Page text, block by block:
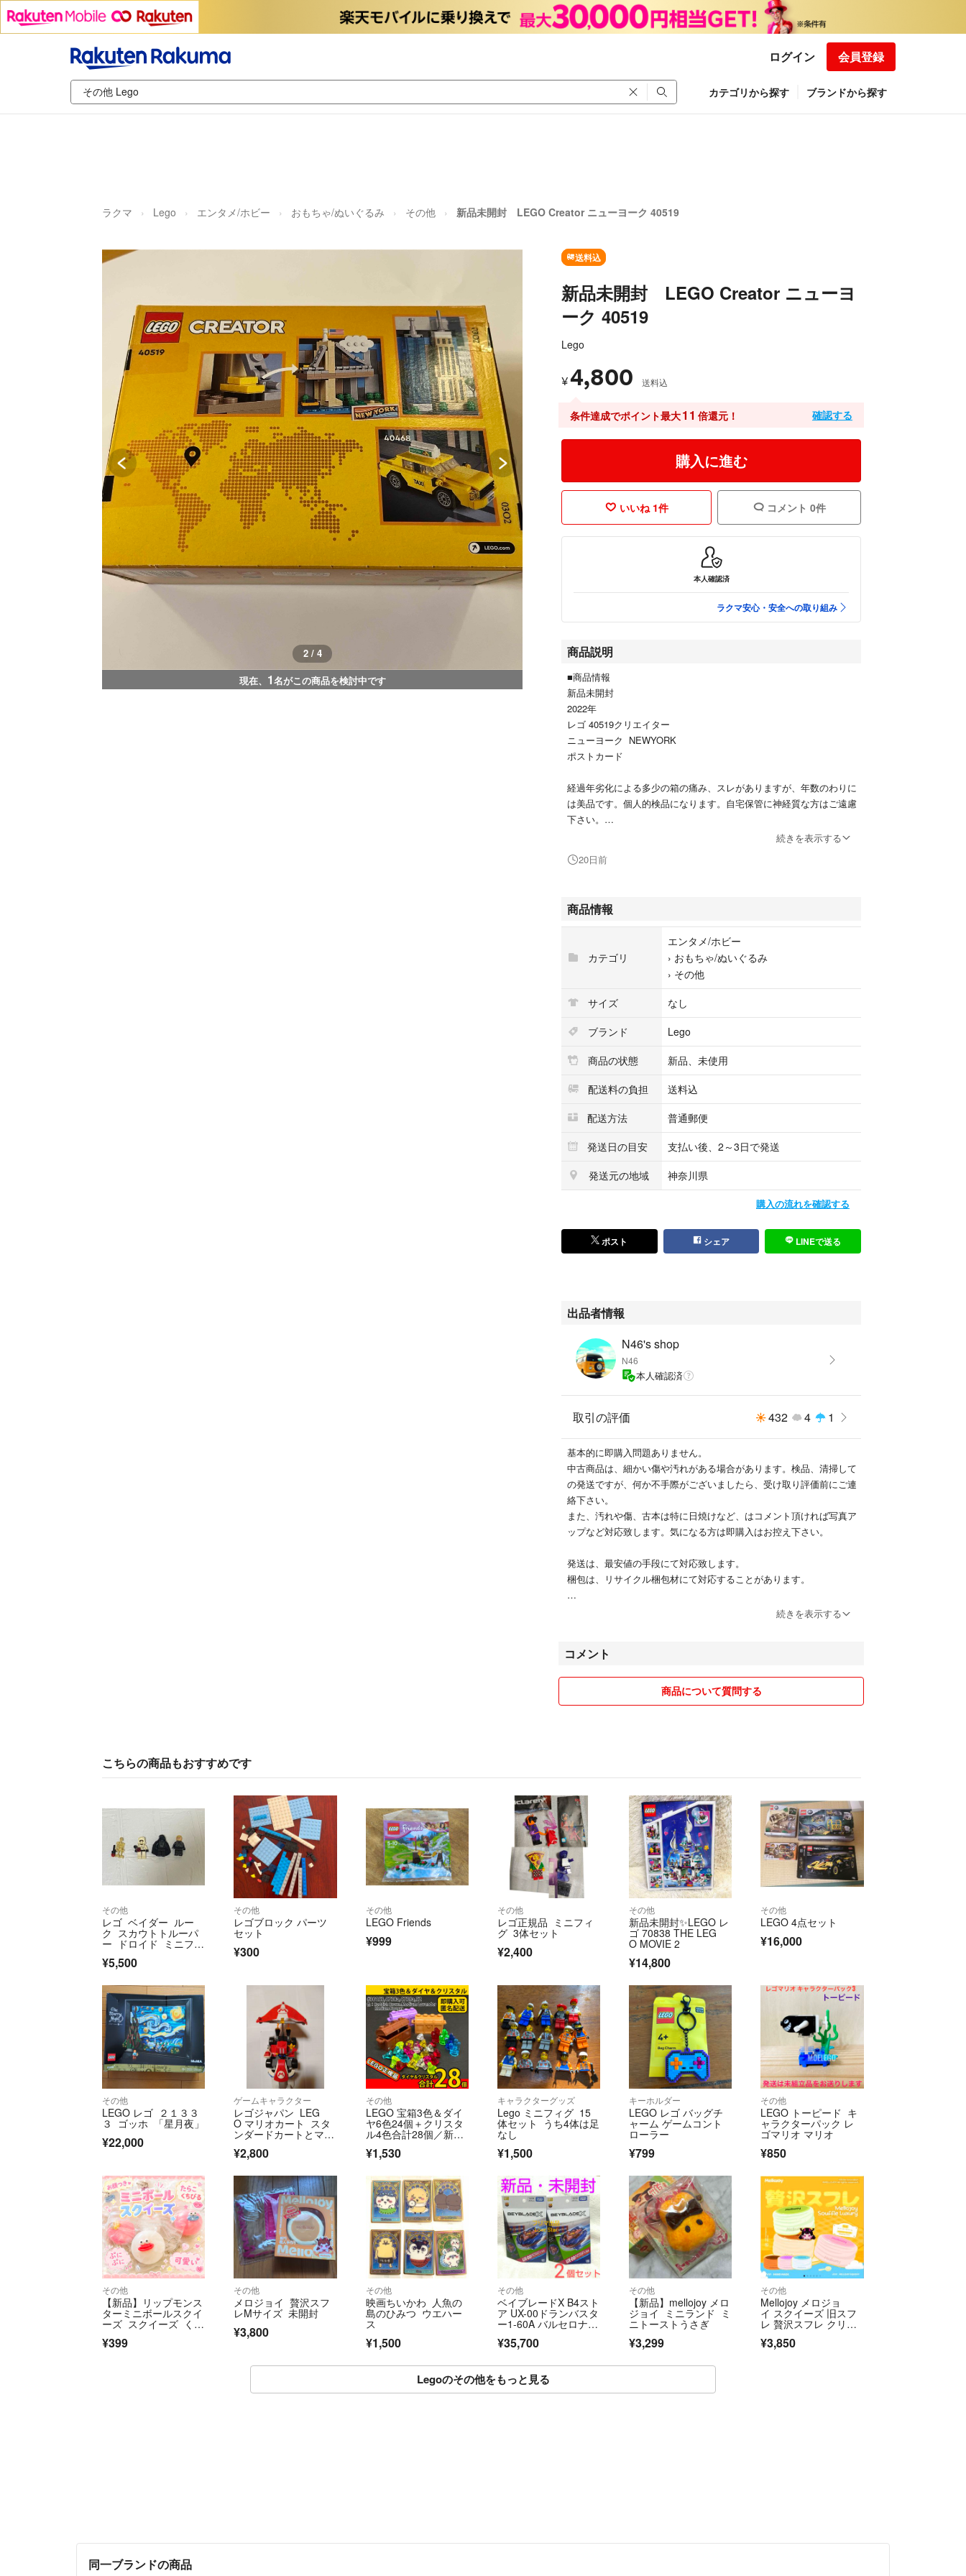
ログイン 会員登録
カテゴリから探す ブランドから探す
ラクマ Lego エンタメ/ホビー おもちゃ/ぬいぐるみ その他 新品未開封 LEGO Creator ニューヨーク 40519
3 / 4
現在、 1名がこの商品を検討中です
送料込
新品未開封 LEGO Creator ニューヨ
ーク 40519
Lego
¥4,800 送料込
条件達成でポイント最大11 倍還元！ 確認する
購入に進む
いいね 1件 コメント 0件
本人確認済
ラクマ安心・安全への取り組み
商品説明
■商品情報
新品未開封
2022年
レゴ 40519クリエイター
ニューヨーク NEWYORK
ポストカード
経過年劣化による多少の箱の痛み、スレがありますが、年数のわりに
は美品です。個人的検品になります。自宅保管に神経質な方はご遠慮
下さい。
■販売情報
コメントなしで即購入可能です(^^)
但し、ご購入後は必ずコメントやり取りお願い致します！顔の見えな
いお取り引きの為、宜しくお願い致します。
#MyLEGOコレクション
#他にもアドベントカレンダーいっぱい
⚠️注意事項
新品未開封ですが、経過年劣化に伴い、多少の箱スレ、キズ、汚れ、
凹みなどある場合があります。
自宅保存にご理解ある方のみお願いします。
仕事の関係で週末発送が基本となります。
また、発送準備が出来次第、発送致しますので、発送日が早まる場合
レゴ ブロック
レゴシティ
続きを表示する
20日前
商品情報
カテゴリ
エンタメ/ホビー
› おもちゃ/ぬいぐるみ
› その他
サイズ
なし
ブランド
Lego
商品の状態
新品、未使用
配送料の負担
送料込
配送方法
普通郵便
発送日の目安
支払い後、2～3日で発送
発送元の地域
神奈川県
購入の流れを確認する
ポスト シェア LINEで送る
出品者情報
N46's shop
N46
本人確認済
取引の評価 432 4 1
基本的に即購入問題ありません。
中古商品は、細かい傷や汚れがある場合があります。検品、清掃して
の発送ですが、何か不手際がございましたら、受け取り評価前にご連
絡下さい。
また、汚れや傷、古本は特に日焼けなど、はコメント頂ければ写真ア
ップなど対応致します。気になる方は即購入はお控え下さい。
発送は、最安値の手段にて対応致します。
梱包は、リサイクル梱包材にて対応することがあります。
続きを表示する
コメント
商品について質問する
こちらの商品もおすすめです
その他
レゴ ベイダー ルー
ク スカウトトルーパ
ー ドロイド ミニフィ
¥5,500
その他
レゴブロック パーツ
セット
¥300
その他
LEGO Friends
¥999
その他
レゴ正規品 ミニフィ
グ 3体セット
¥2,400
その他
新品未開封✨LEGO レ
ゴ 70838 THE LEG
O MOVIE 2
¥14,800
その他
LEGO 4点セット
¥16,000
その他
LEGO レゴ ２１３３
３ ゴッホ 「星月夜」
¥22,000
ゲームキャラクター
レゴジャパン LEG
O マリオカート スタ
ンダードカートとマリ
オフィギュア
¥2,800
その他
LEGO 宝箱3色＆ダイ
ヤ6色24個＋クリスタ
ル4色合計28個／新品,
正規品
¥1,530
キャラクターグッズ
Lego ミニフィグ 15
体セット うち4体は足
なし
¥1,500
キーホルダー
LEGO レゴ バッグチ
ャーム ゲームコント
ローラー
¥799
その他
LEGO トーピード キ
ャラクターパック レ
ゴマリオ マリオ
¥850
その他
【新品】リップモンス
ターミニボールスクイ
ーズ スクイーズ くち
びる饅頭 ぷにぷに
¥399
その他
メロジョイ 贅沢スフ
レMサイズ 未開封
¥3,800
その他
映画ちいかわ 人魚の
島のひみつ ウエハー
ス
¥1,500
その他
ベイブレードX B4スト
ア UX-00ドランバスタ
ー1-60A バルセロナ 2
¥35,700
その他
【新品】mellojoy メロ
ジョイ ミニランド ミ
ニトーストうさぎ
¥3,299
その他
Mellojoy メロジョ
イ スクイーズ 旧スフ
レ 贅沢スフレ クリー
ミークリーム Lサイ
ズ 正規品 箱を折りた
¥3,850
Legoのその他をもっと見る
同一ブランドの商品